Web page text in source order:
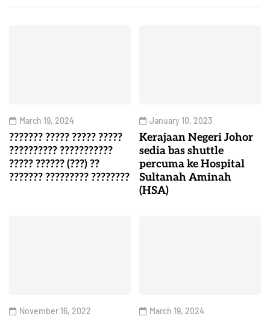
March 19, 2024
??????? ????? ????? ?????
?????????? ???????????
????? ?????? (???) ??
??????? ????????? ????????
January 10, 2023
Kerajaan Negeri Johor
sedia bas shuttle
percuma ke Hospital
Sultanah Aminah
(HSA)
November 16, 2022 March 19, 2024